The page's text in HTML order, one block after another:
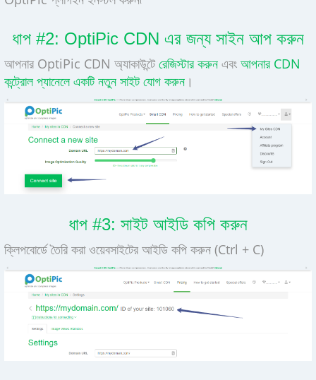
ধাপ #2: OptiPic CDN এর জন্য সাইন আপ করুন
আপনার OptiPic CDN অ্যাকাউন্টে রেজিস্টার করুনএবং আপনার CDN
কন্ট্রোল প্যানেলে একটি নতুন সাইট যোগ করুন।
ধাপ #3: সাইট আইডি কপি করুন
ক্লিপবোর্ডে তৈরি করা ওয়েবসাইটের আইডি কপি করুন (Ctrl + C)